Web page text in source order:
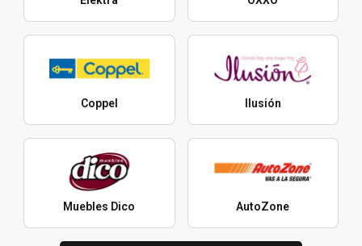
Coppel Ilusión
Muebles Dico AutoZone